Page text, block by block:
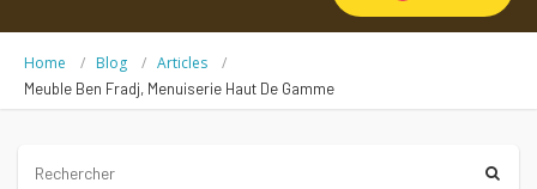
Home Blog Articles
Meuble Ben Fradj, Menuiserie Haut De Gamme